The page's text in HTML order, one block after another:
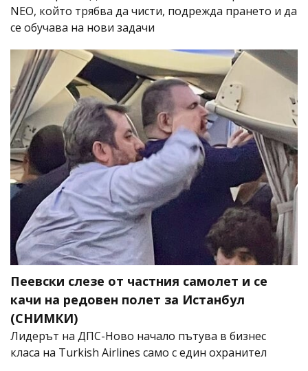
NEO, който трябва да чисти, подрежда прането и да
се обучава на нови задачи
Пеевски слезе от частния самолет и се
качи на редовен полет за Истанбул
(СНИМКИ)
Лидерът на ДПС-Ново начало пътува в бизнес
класа на Turkish Airlines само с един охранител